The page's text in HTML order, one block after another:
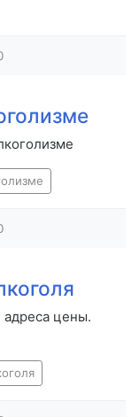
адреса цены.